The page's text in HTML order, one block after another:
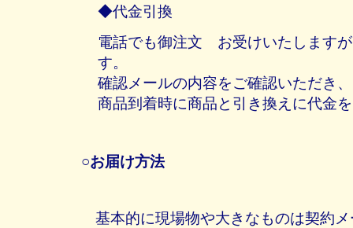
◆代金引換
電話でも御注文 お受けいたします
す。
確認メールの内容をご確認いただき
商品到着時に商品と引き換えに代金
○お届け方法
基本的に現場物や大きなものは契約